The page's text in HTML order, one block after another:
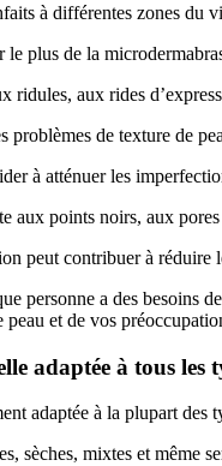
à différentes zones du
plus de la
ridules, aux rides
problèmes de texture de
à atténuer les
aux points noirs, aux
peut contribuer à réduire
personne a des besoins
et de vos
adaptée à tous les
adaptée à la plupart des
sèches, mixtes et même